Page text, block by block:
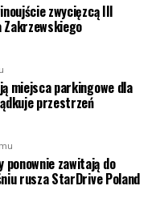
zwycięzcą III
Zakrzewskiego
miejsca parkingowe dla
przestrzeń
ponownie zawitają do
rusza StarDrive Poland